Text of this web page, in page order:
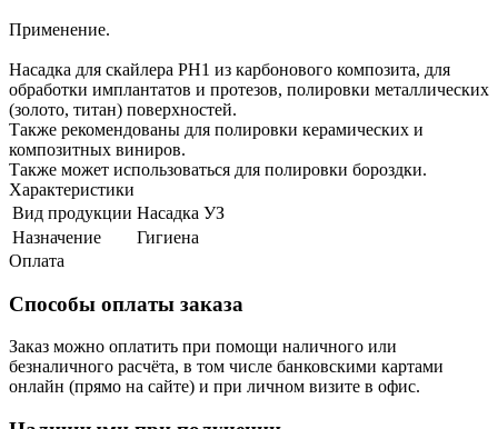
Применение.
Насадка для скайлера PH1 из карбонового композита, для
обработки имплантатов и протезов, полировки металлических
(золото, титан) поверхностей.
Также рекомендованы для полировки керамических и
композитных виниров.
Также может использоваться для полировки бороздки.
Характеристики
Вид продукции Насадка УЗ
Назначение
Гигиена
Оплата
Способы оплаты заказа
Заказ можно оплатить при помощи наличного или
безналичного расчёта, в том числе банковскими картами
онлайн (прямо на сайте) и при личном визите в офис.